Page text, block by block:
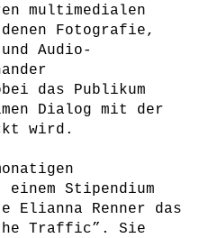
multimedialen
Fotografie,
Audio-
das Publikum
Dialog mit der
wird.
Stipendium
Elianna Renner das
Traffic”. Sie